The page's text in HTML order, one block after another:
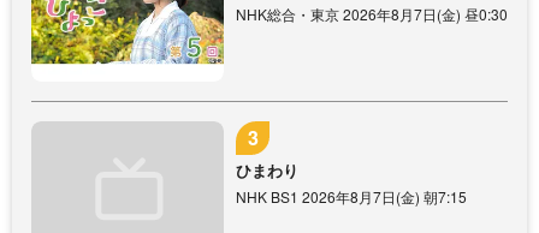
NHK総合・東京 2026年8月7日(金) 昼0:30
ひまわり
NHK BS1 2026年8月7日(金) 朝7:15